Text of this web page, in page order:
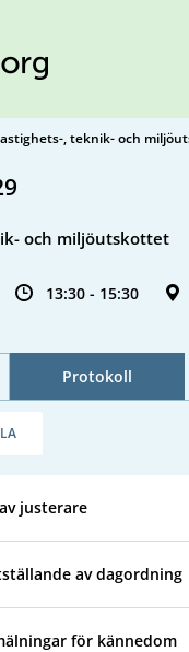
, teknik- och
och miljöutskottet
13:30 - 15:30
Protokoll
justerare
av dagordning
för kännedom